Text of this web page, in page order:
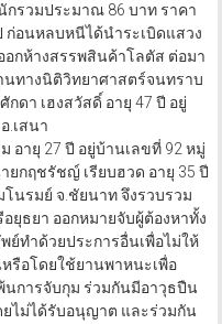
กรวมประมาณ 86 บาท ราคา
อนหลบหนีได้นำระเบิดแสวง
อกห้างสรรพสินค้าโลตัส ต่อมา
นทางนิติวิทยาศาสตร์จนทราบ
ดา เฮงสวัสดิ์ อายุ 47 ปี อยู่
.เสนา
อายุ 27 ปี อยู่บ้านเลขที่ 92 หมู่
กฤชรัชญ์ เรียบฮวด อายุ 35 ปี
โนรมย์ จ.ชัยนาท จึงรวบรวม
ธยา ออกหมายจับผู้ต้องหาทั้ง
ย์ทำด้วยประการอื่นเพื่อไม่ให้
รือโดยใช้ยานพาหนะเพื่อ
นการจับกุม ร่วมกันมีอาวุธปืน
ยไม่ได้รับอนุญาต และร่วมกัน